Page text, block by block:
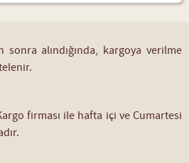
sonra alındığında, kargoya verilme
firması ile hafta içi ve Cumartesi